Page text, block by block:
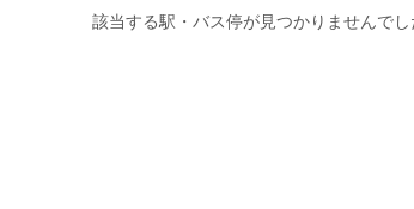
該当する駅・バス停が見つかりませんでし